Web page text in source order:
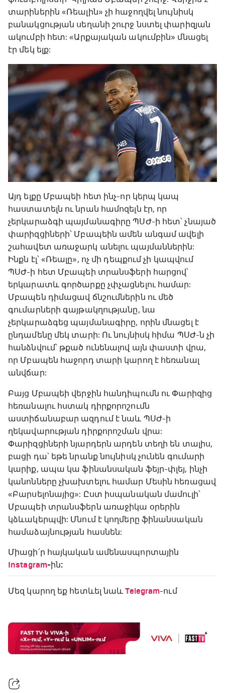
տարիներին «Ռեալին» չի հաջողվել նույնիսկ
բանակցության սեղանի շուրջ նստել փարիզյան
ակումբի հետ: «Արքայական ակումբին» մնացել
էր մեկ ելք:
Այդ ելքը Մբապեի հետ ինչ-որ կերպ կապ
հաստատելն ու նրան համոզելն էր, որ
չերկարաձգի պայմանագիրը ՊՍԺ-ի հետ՝ չնայած
փարիզցիների՝ Մբապեին ամեն անգամ ավելի
շահավետ առաջարկ անելու պայմաններին:
Ինքն էլ՝ «Ռեալը», ոչ մի դեպքում չի կապվում
ՊՍԺ-ի հետ Մբապեի տրանսֆերի հարցով՝
երկարատև գործարքը չփչացնելու համար:
Մբապեն դիմացավ ճնշումներին ու մեծ
գումարների գայթակղությանը, նա
չերկարաձգեց պայմանագիրը, որին մնացել է
ընդամենը մեկ տարի: Ու նույնիսկ հիմա ՊՍԺ-ն չի
հանձնվում՝ թքած ունենալով այն փաստի վրա,
որ Մբապեն հաջորդ տարի կարող է հեռանալ
անվճար:
Բայց Մբապեի վերջին հանդիպումն ու Փարիզից
հեռանալու հստակ դիրքորոշումն
աստիճանաբար ազդում է նաև ՊՍԺ-ի
ղեկավարության դիրքորոշման վրա:
Փարիզցիների նյարդերն արդեն տեղի են տալիս,
բացի դա՝ եթե նրանք նույնիսկ չունեն գումարի
կարիք, ապա կա ֆինանսական ֆեյր-փլեյ, ինչի
կանոնները չխախտելու համար Մեսին հեռացավ
«Բարսելոնայից»: Ըստ իսպանական մամուլի՝
Մբապեի տրանսֆերն առաջիկա օրերին
կձևակերպվի: Մնում է կողմերը ֆինանսական
համաձայնության հասնեն:
Միացի՛ր հայկական ամենասպորտային
Instagram-ին:
Մեզ կարող եք հետևել նաև Telegram-ում